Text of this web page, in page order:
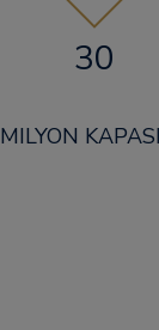
30
MILYON